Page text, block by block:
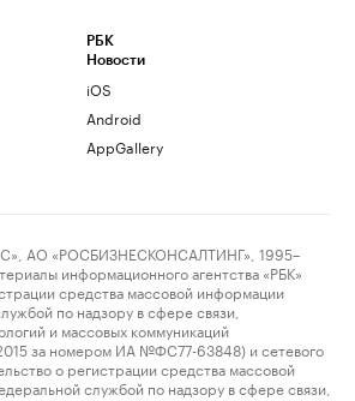
РБК
Новости
iOS
Android
AppGallery
АО «РОСБИЗНЕСКОНСАЛТИНГ», 1995–
информационного агентства «РБК»
средства массовой информации
по надзору в сфере связи,
и массовых коммуникаций
за номером ИА №ФС77-63848) и сетевого
о регистрации средства массовой
службой по надзору в сфере связи,